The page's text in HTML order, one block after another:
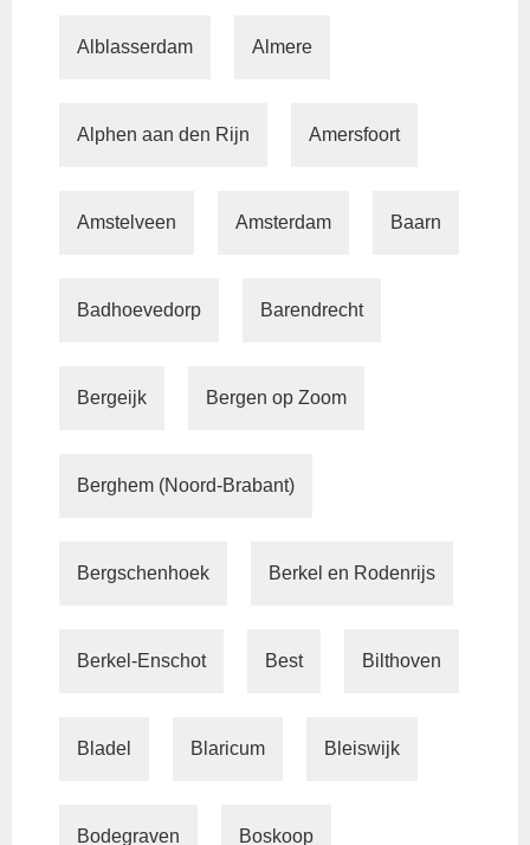
Alblasserdam Almere
Alphen aan den Rijn Amersfoort
Amstelveen Amsterdam Baarn
Badhoevedorp Barendrecht
Bergeijk Bergen op Zoom
Berghem (Noord-Brabant)
Bergschenhoek Berkel en Rodenrijs
Berkel-Enschot Best Bilthoven
Bladel Blaricum Bleiswijk
Bodegraven Boskoop